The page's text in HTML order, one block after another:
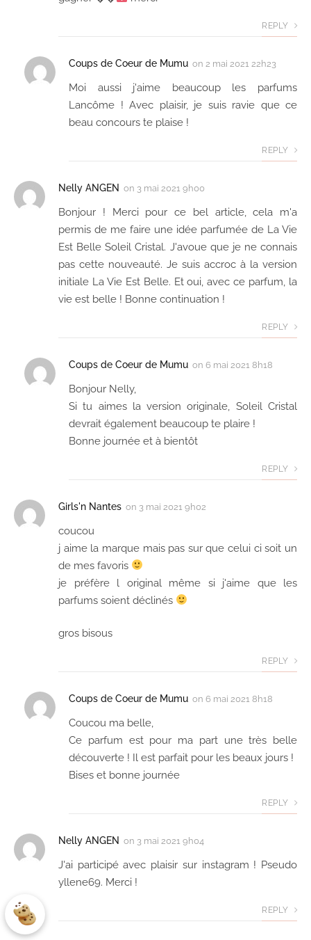
REPLY
Coups de Coeur de Mumu on 2 mai 2021 22h23
Moi aussi j'aime beaucoup les parfums
Lancôme ! Avec plaisir, je suis ravie que ce
beau concours te plaise !
REPLY
Nelly ANGEN on 3 mai 2021 9h00
Bonjour ! Merci pour ce bel article, cela m'a
permis de me faire une idée parfumée de La Vie
Est Belle Soleil Cristal. J'avoue que je ne connais
pas cette nouveauté. Je suis accroc à la version
initiale La Vie Est Belle. Et oui, avec ce parfum, la
vie est belle ! Bonne continuation !
REPLY
Coups de Coeur de Mumu on 6 mai 2021 8h18
Bonjour Nelly,
Si tu aimes la version originale, Soleil Cristal
devrait également beaucoup te plaire !
Bonne journée et à bientôt
REPLY
Girls'n Nantes on 3 mai 2021 9h02
coucou
j aime la marque mais pas sur que celui ci soit un
de mes favoris
je préfère l original même si j'aime que les
parfums soient déclinés
gros bisous
REPLY
Coups de Coeur de Mumu on 6 mai 2021 8h18
Coucou ma belle,
Ce parfum est pour ma part une très belle
découverte ! Il est parfait pour les beaux jours !
Bises et bonne journée
REPLY
Nelly ANGEN on 3 mai 2021 9h04
J'ai participé avec plaisir sur instagram ! Pseudo
yllene69. Merci !
REPLY